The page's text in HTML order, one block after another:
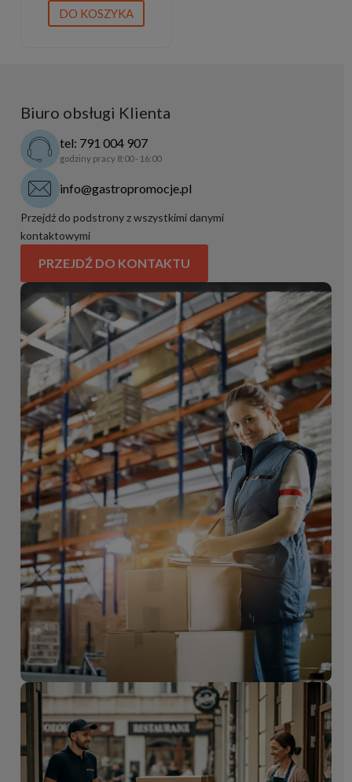
DO KOSZYKA
Biuro obsługi Klienta
tel: 791 004 907
godziny pracy 8:00 - 16:00
info@gastropromocje.pl
Przejdź do podstrony z wszystkimi danymi
kontaktowymi
PRZEJDŹ DO KONTAKTU